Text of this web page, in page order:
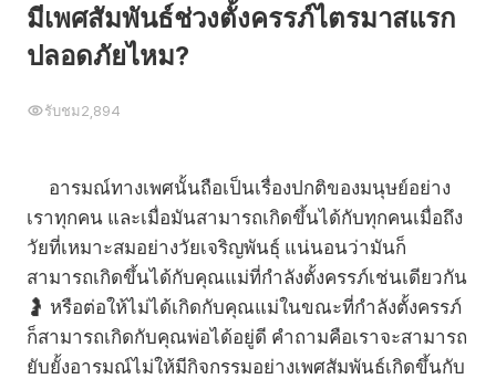
มีเพศสัมพันธ์ช่วงตั้งครรภ์ไตรมาสแรก
ปลอดภัยไหม?
รับชม2,894
อารมณ์ทางเพศนั้นถือเป็นเรื่องปกติของมนุษย์อย่าง
เราทุกคน และเมื่อมันสามารถเกิดขึ้นได้กับทุกคนเมื่อถึง
วัยที่เหมาะสมอย่างวัยเจริญพันธุ์ แน่นอนว่ามันก็
สามารถเกิดขึ้นได้กับคุณแม่ที่กำลังตั้งครรภ์เช่นเดียวกัน
🤰 หรือต่อให้ไม่ได้เกิดกับคุณแม่ในขณะที่กำลังตั้งครรภ์
ก็สามารถเกิดกับคุณพ่อได้อยู่ดี คำถามคือเราจะสามารถ
ยับยั้งอารมณ์ไม่ให้มีกิจกรรมอย่างเพศสัมพันธ์เกิดขึ้นกับ